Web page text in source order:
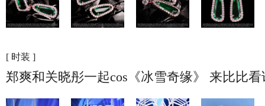
[ 时装 ]
郑爽和关晓彤一起cos《冰雪奇缘》 来比比